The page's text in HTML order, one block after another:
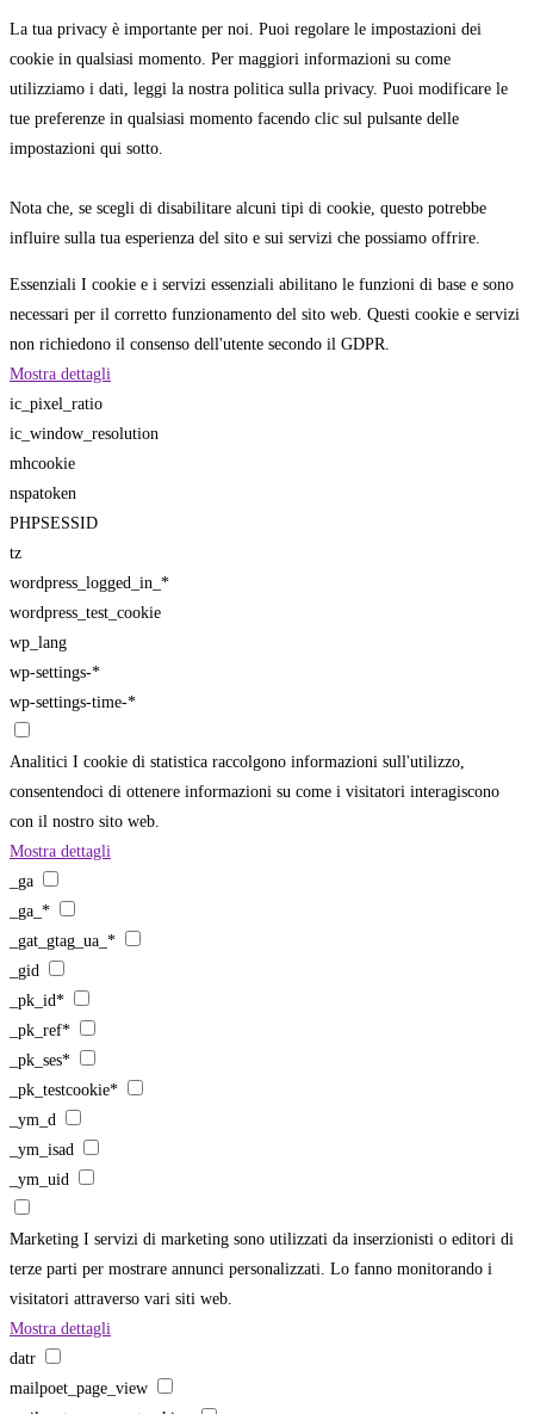
La tua privacy è importante per noi. Puoi regolare le impostazioni dei
cookie in qualsiasi momento. Per maggiori informazioni su come
utilizziamo i dati, leggi la nostra politica sulla privacy. Puoi modificare le
tue preferenze in qualsiasi momento facendo clic sul pulsante delle
impostazioni qui sotto.
Nota che, se scegli di disabilitare alcuni tipi di cookie, questo potrebbe
influire sulla tua esperienza del sito e sui servizi che possiamo offrire.
Essenziali I cookie e i servizi essenziali abilitano le funzioni di base e sono
necessari per il corretto funzionamento del sito web. Questi cookie e servizi
non richiedono il consenso dell'utente secondo il GDPR.
Mostra dettagli
ic_pixel_ratio
ic_window_resolution
mhcookie
nspatoken
PHPSESSID
tz
wordpress_logged_in_*
wordpress_test_cookie
wp_lang
wp-settings-*
wp-settings-time-*
Analitici I cookie di statistica raccolgono informazioni sull'utilizzo,
consentendoci di ottenere informazioni su come i visitatori interagiscono
con il nostro sito web.
Mostra dettagli
_ga
_ga_*
_gat_gtag_ua_*
_gid
_pk_id*
_pk_ref*
_pk_ses*
_pk_testcookie*
_ym_d
_ym_isad
_ym_uid
Marketing I servizi di marketing sono utilizzati da inserzionisti o editori di
terze parti per mostrare annunci personalizzati. Lo fanno monitorando i
visitatori attraverso vari siti web.
Mostra dettagli
datr
mailpoet_page_view